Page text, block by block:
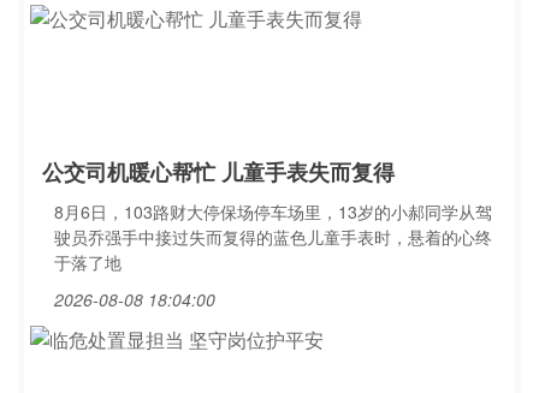
公交司机暖心帮忙 儿童手表失而复得
8月6日，103路财大停保场停车场里，13岁的小郝同学从驾
驶员乔强手中接过失而复得的蓝色儿童手表时，悬着的心终
于落了地
2026-08-08 18:04:00